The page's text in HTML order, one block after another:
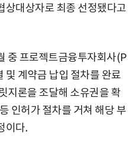
상대상자로 최종 선정됐다고
중 프로젝트금융투자회사(P
및 계약금 납입 절차를 완료
지론을 조달해 소유권을 확
인허가 절차를 거쳐 해당 부
이다.